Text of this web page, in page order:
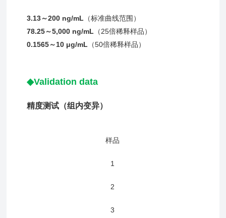
3.13～200 ng/mL （标准曲线范围）
78.25～5,000 ng/mL （25倍稀释样品）
0.1565～10 μg/mL （50倍稀释样品）
◆Validation data
精度测试（组 内变异）
样品
1
2
3